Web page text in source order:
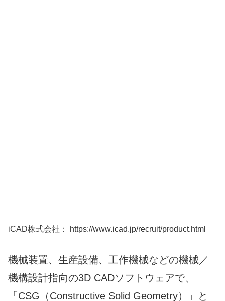
iCAD株式会社： https://www.icad.jp/recruit/product.html
機械装置、生産設備、工作機械などの機械／
機構設計指向の3D CADソフトウェアで、
「CSG（Constructive Solid Geometry）」と